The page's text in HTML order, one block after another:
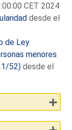
CET 2024
desde el
de Ley
menores
52) desde el